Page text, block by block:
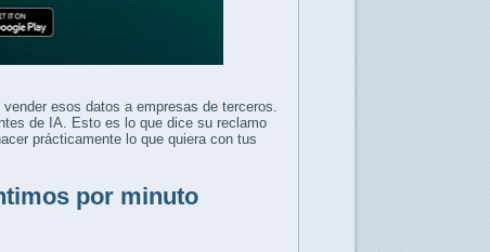
esos datos a empresas de terceros.
de IA. Esto es lo que dice su reclamo
prácticamente lo que quiera con tus
por minuto